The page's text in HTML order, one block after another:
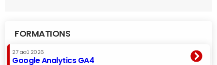
FORMATIONS
27 aoû 2026
Google Analytics GA4